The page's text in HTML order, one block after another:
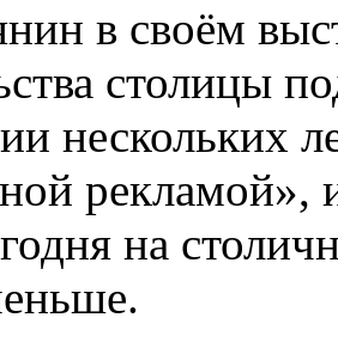
в своём
столицы
нескольких
рекламой»,
на